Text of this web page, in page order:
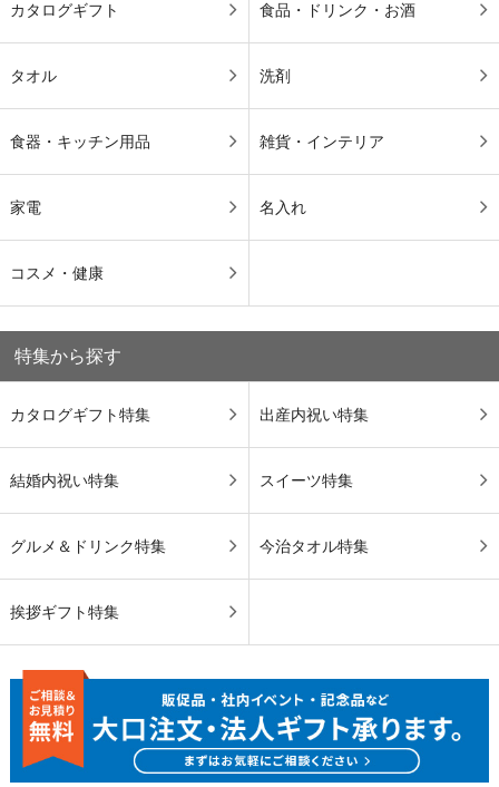
カタログギフト 食品・ドリンク・お酒
タオル 洗剤
食器・キッチン用品 雑貨・インテリア
家電 名入れ
コスメ・健康
特集から探す
カタログギフト特集 出産内祝い特集
結婚内祝い特集 スイーツ特集
グルメ＆ドリンク特集 今治タオル特集
挨拶ギフト特集